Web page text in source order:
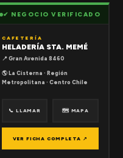
✔ NEGOCIO VERIFICADO
CAFETERÍA
HELADERÍA STA. MEMÉ
📍 Gran Avenida 8460
🌎 La Cisterna · Región
Metropolitana · Centro Chile
📞 LLAMAR 🗺 MAPA
VER FICHA COMPLETA ↗